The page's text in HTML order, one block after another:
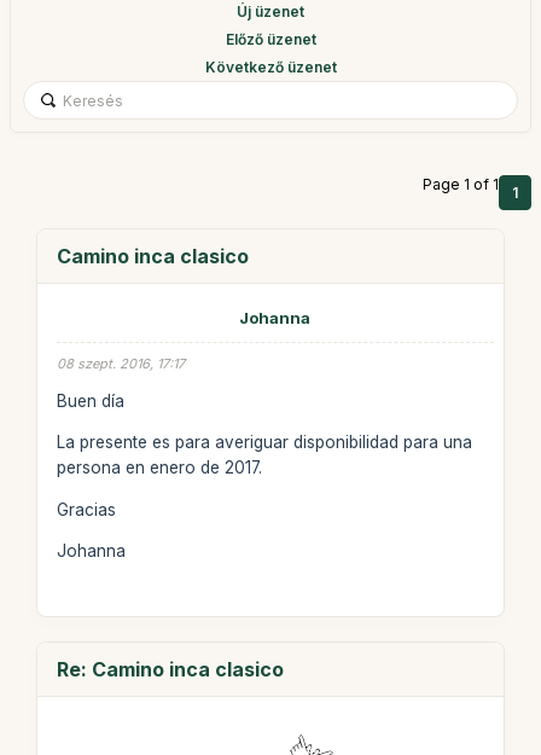
Új üzenet
Előző üzenet
Következő üzenet
Page 1 of 1 1
Camino inca clasico
Johanna
08 szept. 2016, 17:17
Buen día
La presente es para averiguar disponibilidad para una
persona en enero de 2017.
Gracias
Johanna
Re: Camino inca clasico